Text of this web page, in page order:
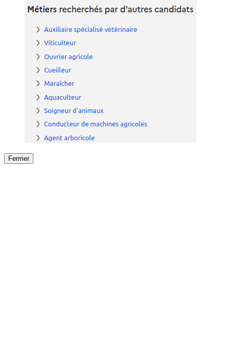
Fermer